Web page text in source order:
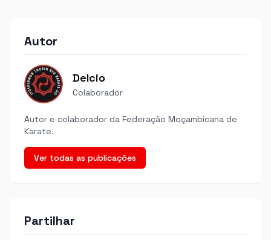
Autor
Delcio
Colaborador
Autor e colaborador da Federação Moçambicana de
Karate.
Ver todas as publicações
Partilhar